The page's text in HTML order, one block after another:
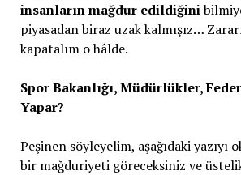
insanların mağdur edildiğini
piyasadan biraz uzak kalmışız… Zararı
kapatalım o hâlde.
Spor Bakanlığı, Müdürlükler,
Yapar?
Peşinen söyleyelim, aşağıdaki yazıyı
bir mağduriyeti göreceksiniz ve